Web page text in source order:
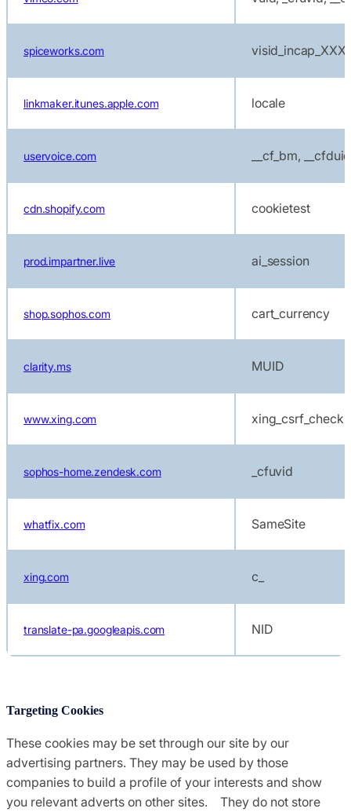
spiceworks.com
linkmaker.itunes.apple.com locale
uservoice.com __cf_bm, __cfduid
cdn.shopify.com cookietest
prod.impartner.live ai_session
shop.sophos.com cart_currency
clarity.ms MUID
www.xing.com
sophos-home.zendesk.com _cfuvid
whatfix.com SameSite
xing.com c_
translate-pa.googleapis.com NID
Targeting Cookies
These cookies may be set through our site by our
advertising partners. They may be used by those
companies to build a profile of your interests and show
you relevant adverts on other sites. They do not store